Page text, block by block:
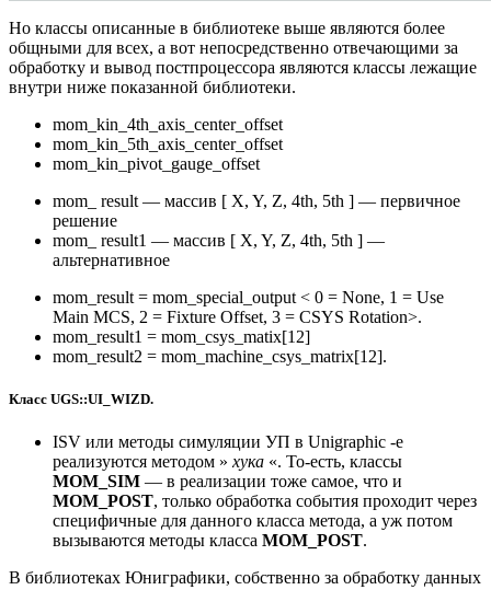
Но классы описанные в библиотеке выше являются более
общными для всех, а вот непосредственно отвечающими за
обработку и вывод постпроцессора являются классы лежащие
внутри ниже показанной библиотеки.
mom_kin_4th_axis_center_offset
mom_kin_5th_axis_center_offset
mom_kin_pivot_gauge_offset
mom_ result — массив [ X, Y, Z, 4th, 5th ] — первичное
решение
mom_ result1 — массив [ X, Y, Z, 4th, 5th ] —
альтернативное
mom_result = mom_special_output < 0 = None, 1 = Use
Main MCS, 2 = Fixture Offset, 3 = CSYS Rotation>.
mom_result1 = mom_csys_matix[12]
mom_result2 = mom_machine_csys_matrix[12].
Класс UGS::UI_WIZD.
ISV или методы симуляции УП в Unigraphic -е
реализуются методом » хука «. То-есть, классы
MOM_SIM — в реализации тоже самое, что и
MOM_POST, только обработка события проходит через
специфичные для данного класса метода, а уж потом
вызываются методы класса MOM_POST.
В библиотеках Юниграфики, собственно за обработку данных